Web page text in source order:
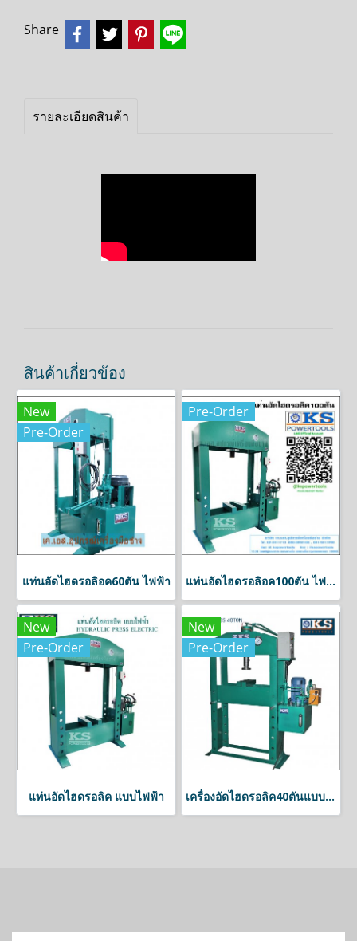
Share
รายละเอียดสินค้า
สินค้าเกี่ยวข้อง
New
Pre-Order
แท่นอัดไฮดรอลิอค60ตัน ไฟฟ้า
Pre-Order
แท่นอัดไฮดรอลิอค100ตัน ไฟฟ้า
New
Pre-Order
แท่นอัดไฮดรอลิค แบบไฟฟ้า
New
Pre-Order
เครื่องอัดไฮดรอลิค40ตันแบบ2ทาง 1ระบบ